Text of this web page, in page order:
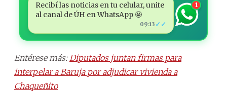
Recibí las noticias en tu celular, unite
al canal de ÚH en WhatsApp 🤩
09:13 ✓✓
1
Entérese más:Diputados juntan firmas para
interpelar a Baruja por adjudicar vivienda a
Chaqueñito